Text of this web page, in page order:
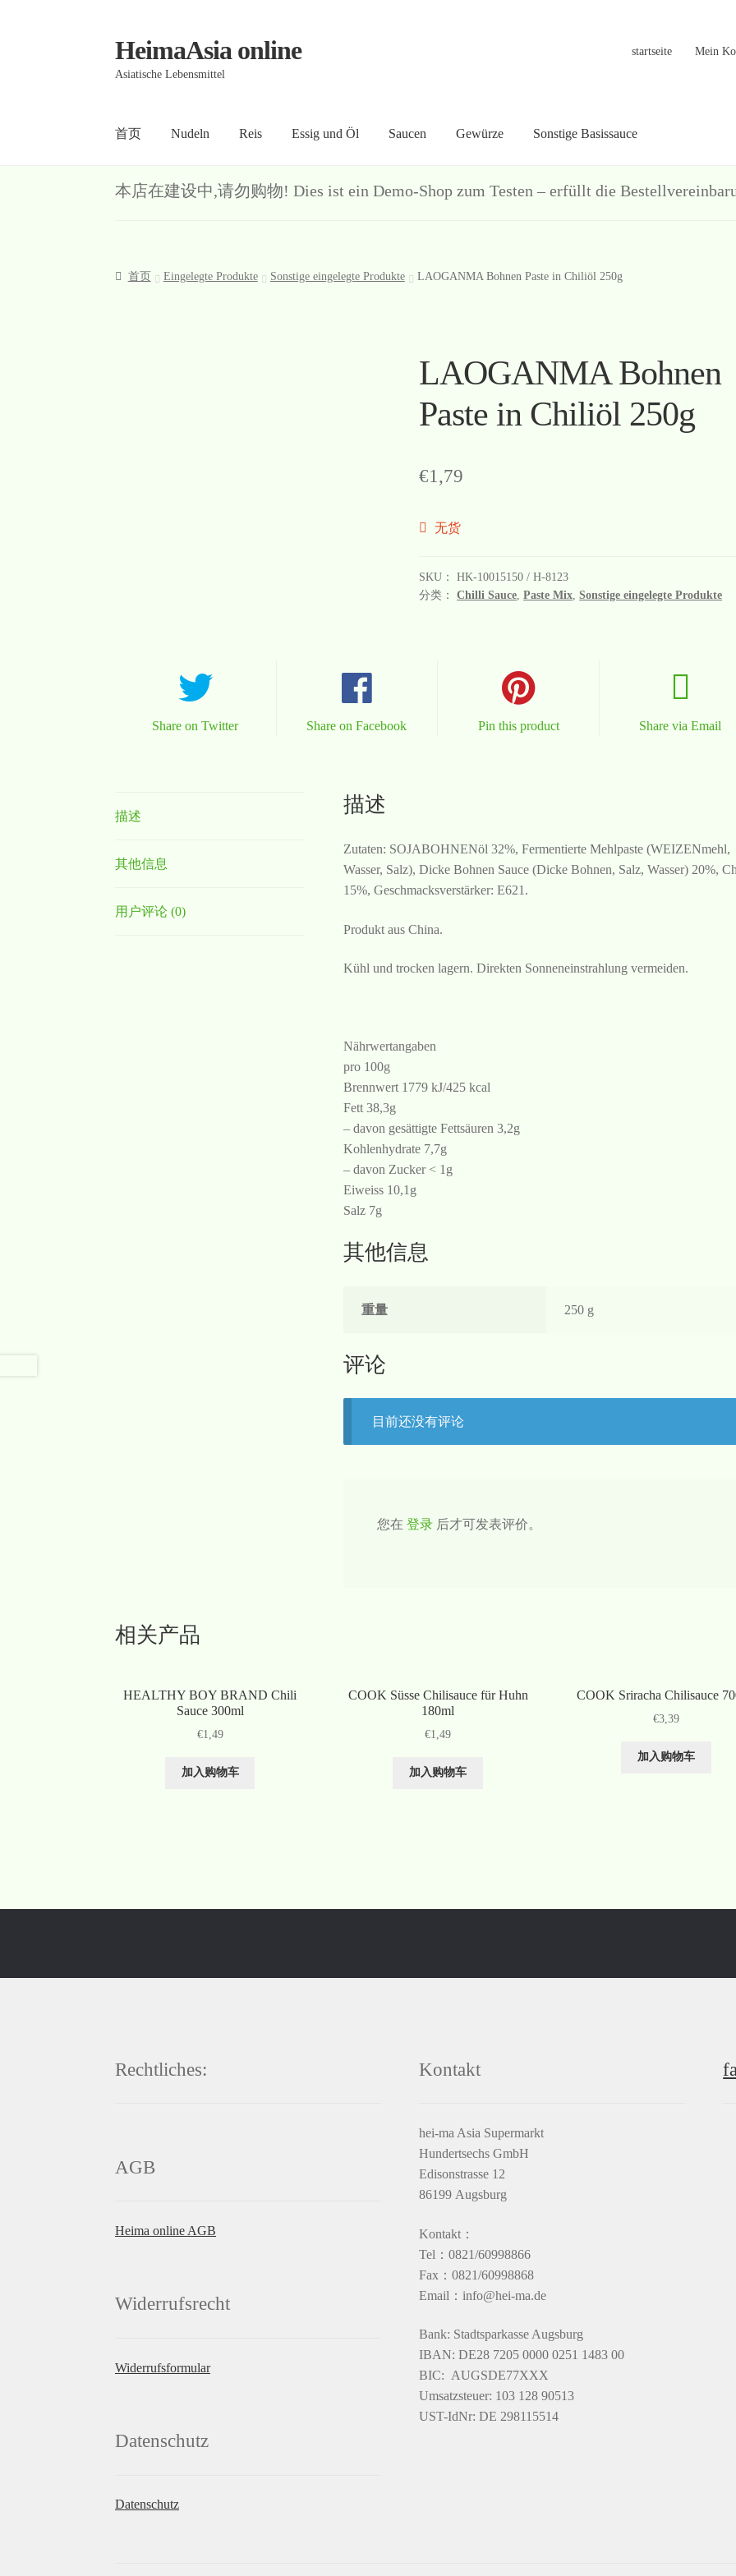
Skip
Skip
HeimaAsia online
Asiatische Lebensmittel
startseite Mein
首页 Nudeln Reis Essig und Öl Saucen Gewürze Sonstige Basissauce
首页About AGB Contact Datenschutz Kasse Mein Konto Warenkorb Welcome Widerrufsformular 关于 联系
本店在建设中,请勿购物! Dies ist ein Demo-Shop zum Testen – erfüllt die
首页 Eingelegte Produkte Sonstige eingelegte Produkte LAOGANMA Bohnen Paste in Chiliöl 250g
LAOGANMA Bohnen
Paste in Chiliöl 250g
€1,79
无货
SKU：HK-10015150 / H-8123
分类：Chilli Sauce,Paste Mix,Sonstige eingelegte Produkte
Share on Twitter Share on Facebook Pin this product Share via Email
描述
其他信息
用户评论 (0)
描述
Zutaten: SOJABOHNENöl 32%, Fermentierte Mehlpaste (WEIZENmehl,
Wasser, Salz), Dicke Bohnen Sauce (Dicke Bohnen, Salz, Wasser) 20%,
15%, Geschmacksverstärker: E621.
Produkt aus China.
Kühl und trocken lagern. Direkten Sonneneinstrahlung vermeiden.
Nährwertangaben
pro 100g
Brennwert 1779 kJ/425 kcal
Fett 38,3g
– davon gesättigte Fettsäuren 3,2g
Kohlenhydrate 7,7g
– davon Zucker < 1g
Eiweiss 10,1g
Salz 7g
其他信息
重量 250 g
评论
目前还没有评论
您在登录 后才可发表评价。
相关产品
HEALTHY BOY BRAND Chili
Sauce 300ml
€1,49
加入购物车
COOK Süsse Chilisauce für Huhn
180ml
€1,49
加入购物车
COOK Sriracha Chilisauce
€3,39
加入购物车
Rechtliches:
AGB
Heima online AGB
Widerrufsrecht
Widerrufsformular
Datenschutz
Datenschutz
Kontakt
hei-ma Asia Supermarkt
Hundertsechs GmbH
Edisonstrasse 12
86199 Augsburg
Kontakt：
Tel：0821/60998866
Fax：0821/60998868
Email：info@hei-ma.de
Bank: Stadtsparkasse Augsburg
IBAN: DE28 7205 0000 0251 1483 00
BIC: AUGSDE77XXX
Umsatzsteuer: 103 128 90513
UST-IdNr: DE 298115514